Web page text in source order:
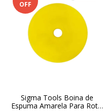
OFF
Sigma Tools Boina de
Espuma Amarela Para Roto